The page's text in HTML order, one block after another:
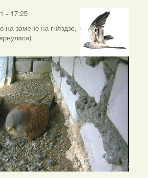
- 17:25
на замене на гняздзе,